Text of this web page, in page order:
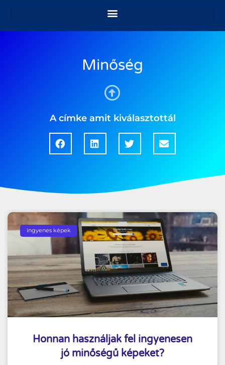
Minőség
A címke amit kiválasztottál
ingyenes képek
Honnan használjak fel ingyenesen
jó minőségű képeket?